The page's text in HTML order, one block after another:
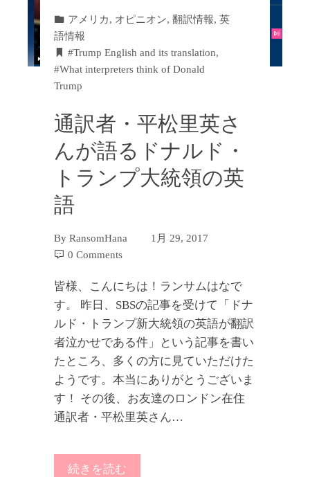
アメリカ, オピニオン,翻訳情報,英
語情報
#Trump English and its translation,
#What interpreters think of Donald
Trump
通訳者・平松里英さ
んが語るドナルド・
トランプ大統領の英
語
ByRansomHana
1月 29, 2017
0 Comments
皆様、こんにちは！ランサムはなで
す。 昨日、SBSの記事を受けて「ドナ
ルド・トランプ新大統領の英語が翻訳
者泣かせである件」という記事を書い
たところ、多くの方に見ていただけた
ようです。本当にありがとうございま
す！ その後、お友達のロンドン在住
通訳者・平松里英さん…
続きを読む